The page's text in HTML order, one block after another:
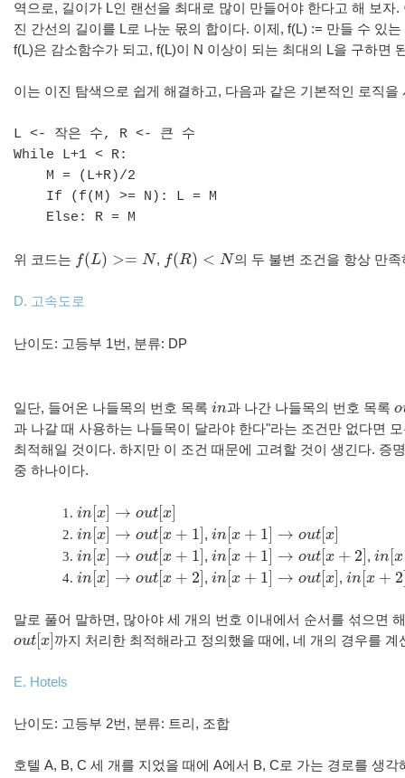
역으로, 길이가 L인 랜선을 최대로 많이 만들어야 한다고 해 보자.
진 간선의 길이를 L로 나눈 몫의 합이다. 이제 , f(L) := 만들 수 있는
f(L)은 감소함수가 되고, f(L)이 N 이상이 되는 최대의 L을 구하면
이는 이진 탐색으로 쉽게 해결하고, 다음과 같은 기본적인 로직을
L <- 작은 수, R <- 큰
수
While L+1 < R:
M = (L+R)/2
If (f(M) >= N): L = M
Else: R = M
위 코드는 f(L) >= N
f(L)>= N , f(R) < N
f(R)<N 의 두 불변 조건을 항상 만족
D. 고속도로
난이도: 고등부 1번, 분류: DP
일단, 들어온 나들목의 번호 목록 in
in 과 나간 나들목의 번호 목록 o
o
과 나갈 때 사용하는 나들목이 달라야 한다"라는 조건만 없다면
최적해일 것이다. 하지만 이 조건 때문에 고려할 것이 생긴다. 증
중 하나이다.
in x → out[ x]
in[x]→ out [x]
in x → out[ x + 1
in[x]→ out [x+1 ,in [x + 1 → out[ x]
in[x+ 1]→o ut[x
in x → out[ x + 1
in[x]→ out [x+1 ,in [x + 1 → out[ x + 2
in[x+ 1]→o ut[x +2] ,in [x
in[x+
in x → out[ x + 2
in[x]→ out [x+2 ,in [x + 1 → out[ x]
in[x+ 1]→o ut[x ,in [x + 2
in[x+ 2]→
말로 풀어 말하면, 많아야 세 개의 번호 이내에서 순서를 섞으면
out x
out[x] 까지 처리한 최적해라고 정의했을 때에 , 네 개의 경우를 계
E. Hotels
난이도: 고등부 2번, 분류: 트리, 조합
호텔 A, B, C 세 개를 지었을 때에 A에서 B, C로 가는 경로를 생각